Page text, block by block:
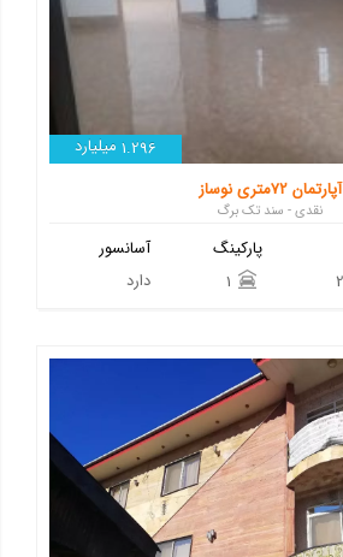
1.296 میلیارد
آپارتمان 72متری نوساز
نقدی - سند تک برگ
آسانسور
دارد
پارکینگ